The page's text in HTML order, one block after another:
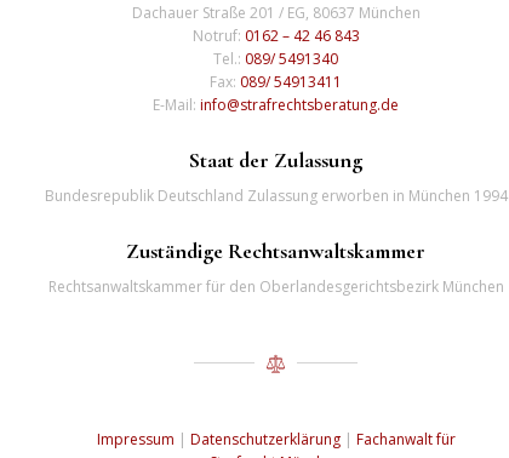
Dachauer Straße 201 / EG, 80637 München
Notruf: 0162 – 42 46 843
Tel.: 089/ 5491340
Fax: 089/ 54913411
E-Mail:info@strafrechtsberatung.de
Staat der Zulassung
Bundesrepublik Deutschland Zulassung erworben in München 1994
Zuständige Rechtsanwaltskammer
Rechtsanwaltskammer für den Oberlandesgerichtsbezirk München
Impressum | Datenschutzerklärung| Fachanwalt für